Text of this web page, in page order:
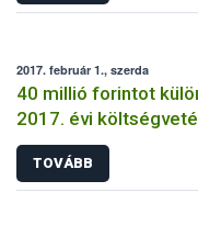
2017. február 1., szerda
40 millió forintot
2017. évi
TOVÁBB